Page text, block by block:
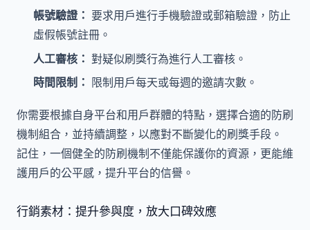
帳號驗證： 要求用戶進行手機驗證或郵箱驗證，防止
虛假帳號註冊。
人工審核： 對疑似刷獎行為進行人工審核。
時間限制： 限制用戶每天或每週的邀請次數。
你需要根據自身平台和用戶群體的特點，選擇合適的防刷
機制組合，並持續調整，以應對不斷變化的刷獎手段。
記住，一個健全的防刷機制不僅能保護你的資源，更能維
護用戶的公平感，提升平台的信譽。
行銷素材：提升參與度，放大口碑效應